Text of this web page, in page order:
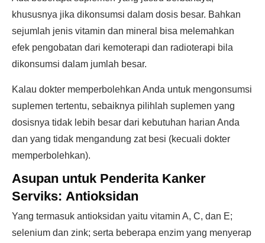
khususnya jika dikonsumsi dalam dosis besar. Bahkan
sejumlah jenis vitamin dan mineral bisa melemahkan
efek pengobatan dari kemoterapi dan radioterapi bila
dikonsumsi dalam jumlah besar.
Kalau dokter memperbolehkan Anda untuk mengonsumsi
suplemen tertentu, sebaiknya pilihlah suplemen yang
dosisnya tidak lebih besar dari kebutuhan harian Anda
dan yang tidak mengandung zat besi (kecuali dokter
memperbolehkan).
Asupan untuk Penderita Kanker
Serviks: Antioksidan
Yang termasuk antioksidan yaitu vitamin A, C, dan E;
selenium dan zink; serta beberapa enzim yang menyerap